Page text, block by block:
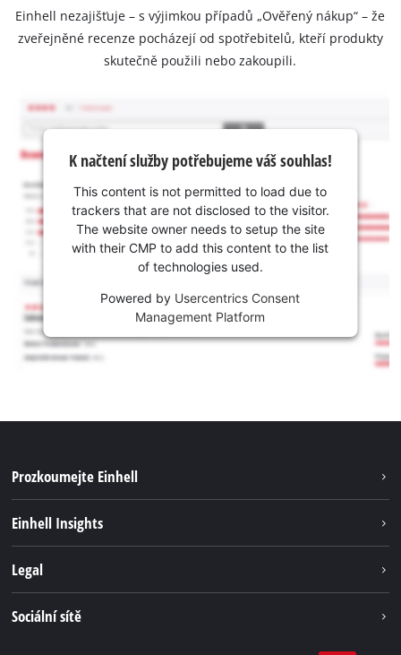
Einhell nezajišťuje – s výjimkou případů „Ověřený nákup“ – že
zveřejněné recenze pocházejí od spotřebitelů, kteří produkty
skutečně použili nebo zakoupili.
K načtení služby potřebujeme váš souhlas!
This content is not permitted to load due to
trackers that are not disclosed to the visitor.
The website owner needs to setup the site
with their CMP to add this content to the list
of technologies used.
Powered by Usercentrics Consent
Management Platform
Prozkoumejte Einhell
Systém akumulátorů
Einhell Insights
Legal
Sociální sítě